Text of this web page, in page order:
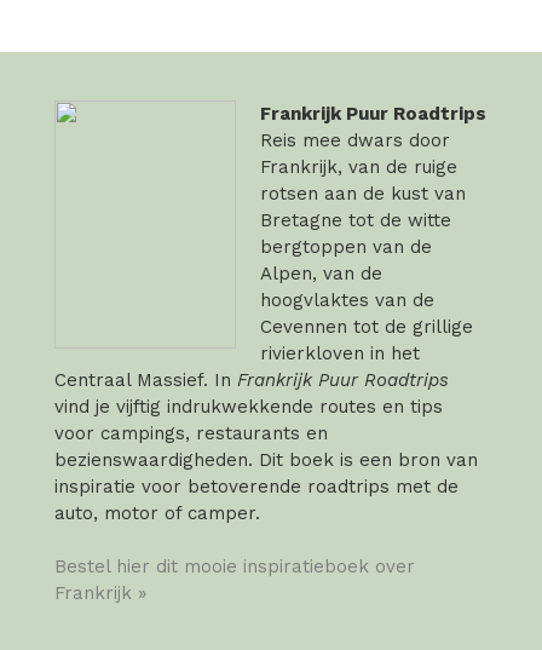
Frankrijk Puur Roadtrips
Reis mee dwars door
Frankrijk, van de ruige
rotsen aan de kust van
Bretagne tot de witte
bergtoppen van de
Alpen, van de
hoogvlaktes van de
Cevennen tot de grillige
rivierkloven in het
Centraal Massief. In Frankrijk Puur Roadtrips
vind je vijftig indrukwekkende routes en tips
voor campings, restaurants en
bezienswaardigheden. Dit boek is een bron van
inspiratie voor betoverende roadtrips met de
auto, motor of camper.
Bestel hier dit mooie inspiratieboek over
Frankrijk »